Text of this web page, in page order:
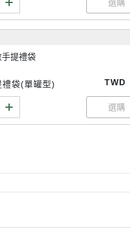
提禮袋
袋(單罐型) TWD